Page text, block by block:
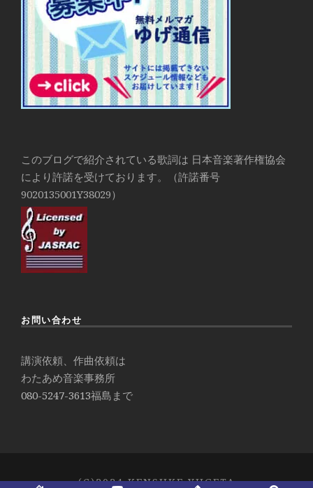
このブログで紹介されている歌詞は 日本音楽著作権協会
により許諾を受けております。（許諾番号
9020135001Y38029）
お問い合わせ
講演依頼、作曲依頼は
わたあめ音楽事務所
080-5247-3613福島まで
(C)2024 KENSUKE YUGETA